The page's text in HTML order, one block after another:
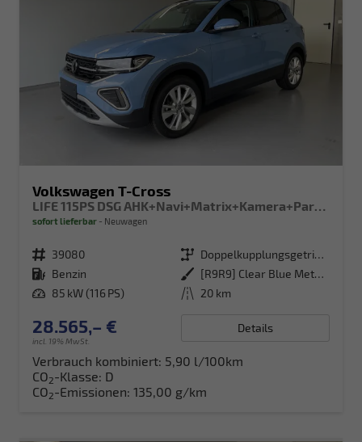
Volkswagen T-Cross
LIFE 115PS DSG AHK+Navi+Matrix+Kamera+Parklenk+Alu17+App-Connect
sofort lieferbar Neuwagen
Fahrzeugnr. 39080 Getriebe
Doppelkupplungsgetriebe (DSG)
Kraftstoff Benzin Außenfarbe
[R9R9] Clear Blue Metallic
Leistung 85 kW (116 PS) Kilometerstand 20 km
28.565,– €
incl. 19% MwSt.
Details
Verbrauch kombiniert: 5,90 l/100km
CO2-Klasse: D
CO2-Emissionen: 135,00 g/km